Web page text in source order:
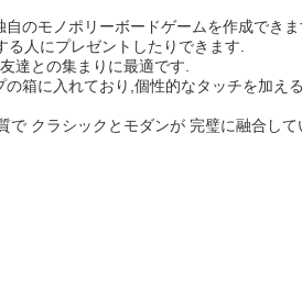
のモノポリーボードゲームを作成できま
人にプレゼントしたりできます.
達との集まりに最適です.
箱に入れており,個性的なタッチを加え
クラシックとモダンが 完璧に融合し